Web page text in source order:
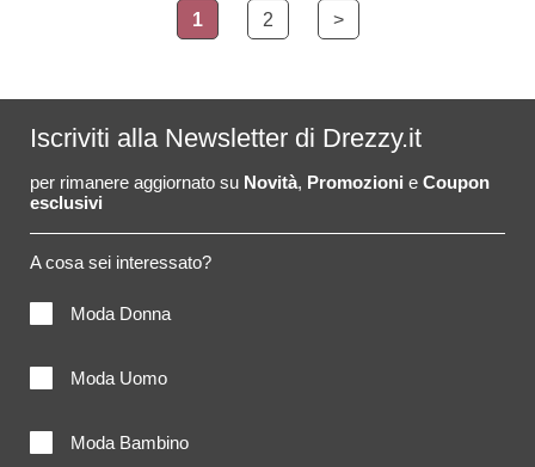
1 2 >
Iscriviti alla Newsletter di Drezzy.it
per rimanere aggiornato su Novità, Promozioni e Coupon
esclusivi
A cosa sei interessato?
Moda Donna
Moda Uomo
Moda Bambino